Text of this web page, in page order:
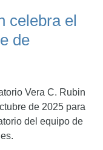
celebra el
de
Vera C. Rubin
de 2025 para
del equipo de